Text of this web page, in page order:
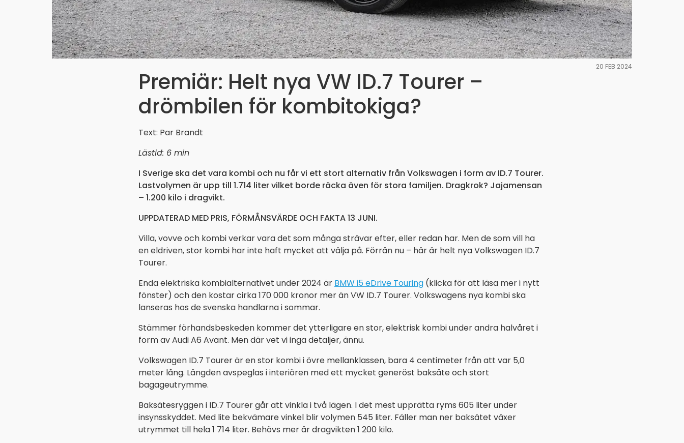
20 FEB 2024
Premiär: Helt nya VW ID.7 Tourer –
drömbilen för kombitokiga?
Text: Par Brandt
Lästid: 6 min
I Sverige ska det vara kombi och nu får vi ett stort alternativ från Volkswagen i form av ID.7 Tourer.
Lastvolymen är upp till 1.714 liter vilket borde räcka även för stora familjen. Dragkrok? Jajamensan
– 1.200 kilo i dragvikt.
UPPDATERAD MED PRIS, FÖRMÅNSVÄRDE OCH FAKTA 13 JUNI.
Villa, vovve och kombi verkar vara det som många strävar efter, eller redan har. Men de som vill ha
en eldriven, stor kombi har inte haft mycket att välja på. Förrän nu – här är helt nya Volkswagen ID.7
Tourer.
Enda elektriska kombialternativet under 2024 är BMW i5 eDrive Touring (klicka för att läsa mer i nytt
fönster) och den kostar cirka 170 000 kronor mer än VW ID.7 Tourer. Volkswagens nya kombi ska
lanseras hos de svenska handlarna i sommar.
Stämmer förhandsbeskeden kommer det ytterligare en stor, elektrisk kombi under andra halvåret i
form av Audi A6 Avant. Men där vet vi inga detaljer, ännu.
Volkswagen ID.7 Tourer är en stor kombi i övre mellanklassen, bara 4 centimeter från att var 5,0
meter lång. Längden avspeglas i interiören med ett mycket generöst baksäte och stort
bagageutrymme.
Baksätesryggen i ID.7 Tourer går att vinkla i två lägen. I det mest upprätta ryms 605 liter under
insynsskyddet. Med lite bekvämare vinkel blir volymen 545 liter. Fäller man ner baksätet växer
utrymmet till hela 1 714 liter. Behövs mer är dragvikten 1 200 kilo.